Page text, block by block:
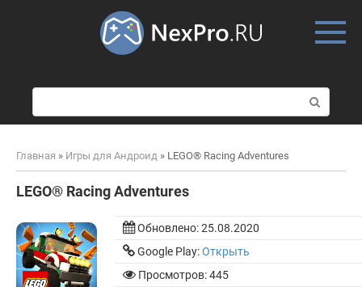
о
и
к
Главная » Игры для Андроид » LEGO® Racing Adventures
LEGO® Racing Adventures
Обновлено:25.08.2020
Google Play:Открыть
Просмотров: 445